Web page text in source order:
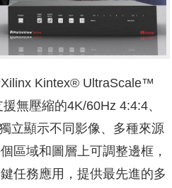
Kintex® UltraScale™
無壓縮的4K/60Hz 4:4:4、
立顯示不同影像、多種來源
區域和圖層上可調整邊框，
任務應用，提供最先進的多